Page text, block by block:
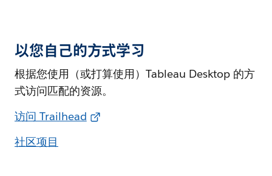
以您自己的方式学习
根据您使用（或打算使用）Tableau Desktop 的方
式访问匹配的资源。
访问 Trailhead
社区项目